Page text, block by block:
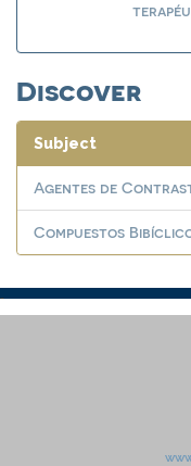
Discover
Subject
Agentes de
Compuestos